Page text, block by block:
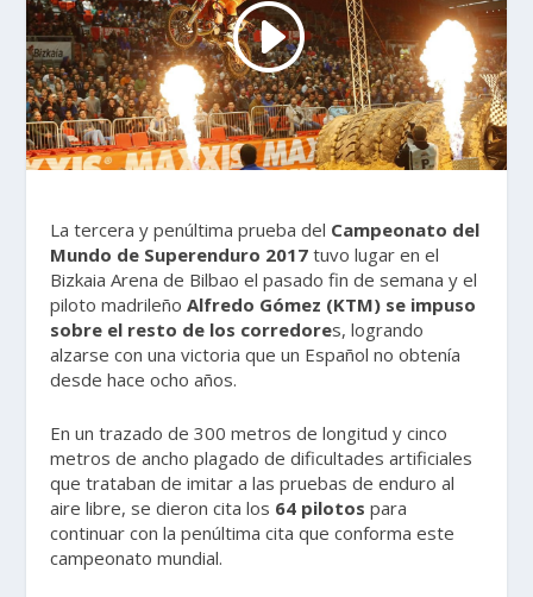
La tercera y penúltima prueba del Campeonato del
Mundo de Superenduro 2017 tuvo lugar en el
Bizkaia Arena de Bilbao el pasado fin de semana y el
piloto madrileño Alfredo Gómez (KTM) se impuso
sobre el resto de los corredores, logrando
alzarse con una victoria que un Español no obtenía
desde hace ocho años.
En un trazado de 300 metros de longitud y cinco
metros de ancho plagado de dificultades artificiales
que trataban de imitar a las pruebas de enduro al
aire libre, se dieron cita los 64 pilotos para
continuar con la penúltima cita que conforma este
campeonato mundial.